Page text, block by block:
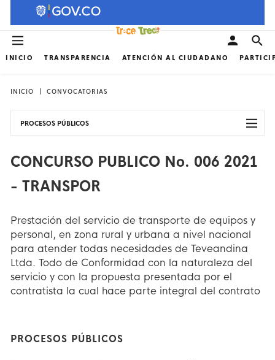
INICIO TRANSPARENCIA ATENCIÓN AL CIUDADANO
INICIO CONVOCATORIAS
PROCESOS PÚBLICOS
CONCURSO PUBLICO No. 006 2021
- TRANSPOR
Prestación del servicio de transporte de equipos y
personal, en zona rural y urbana a nivel nacional
para atender todas necesidades de Teveandina
Ltda. Todo de Conformidad con la naturaleza del
servicio y con la propuesta presentada por el
contratista la cual hace parte integral del contrato
PROCESOS PÚBLICOS